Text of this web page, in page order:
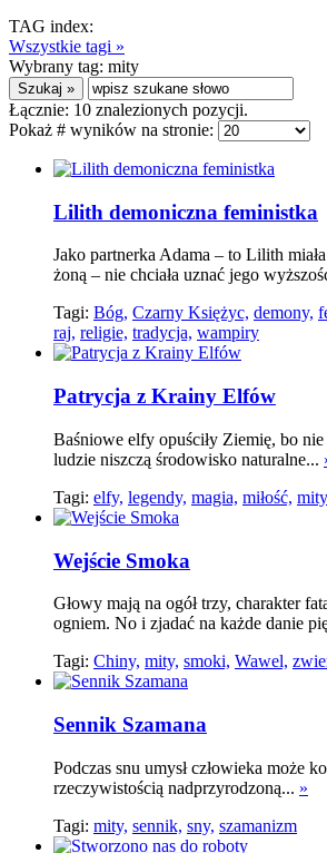
TAG index:
Wszystkie tagi »
Wybrany tag: mity
Łącznie: 10 znalezionych pozycji.
Pokaż # wyników na stronie:
Lilith demoniczna feministka
Jako partnerka Adama – to Lilith
żoną – nie chciała uznać jego
Tagi: Bóg, Czarny Księżyc, demony,
raj, religie, tradycja, wampiry
Patrycja z Krainy Elfów
Baśniowe elfy opuściły Ziemię, bo nie
ludzie niszczą środowisko naturalne...
Tagi: elfy, legendy, magia, miłość, mity
Wejście Smoka
Głowy mają na ogół trzy, charakter
ogniem. No i zjadać na każde danie
Tagi: Chiny, mity, smoki, Wawel,
Sennik Szamana
Podczas snu umysł człowieka może
rzeczywistością nadprzyrodzoną... »
Tagi: mity, sennik, sny, szamanizm